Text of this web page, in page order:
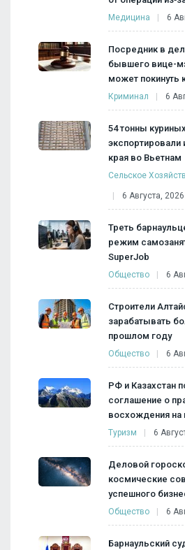
Медицина 6
Посредник в
бывшего вице-
может покинуть
Криминал 6
54 тонны
экспортировали
края во Вьетнам
Сельское
6 Августа, 2026
Треть
режим
SuperJob
Общество 6
Строители
зарабатывать
прошлом году
Общество 6
РФ и Казахстан
соглашение о
восхождения на
Туризм 6
Деловой
космические
успешного
Общество 6
Барнаульский